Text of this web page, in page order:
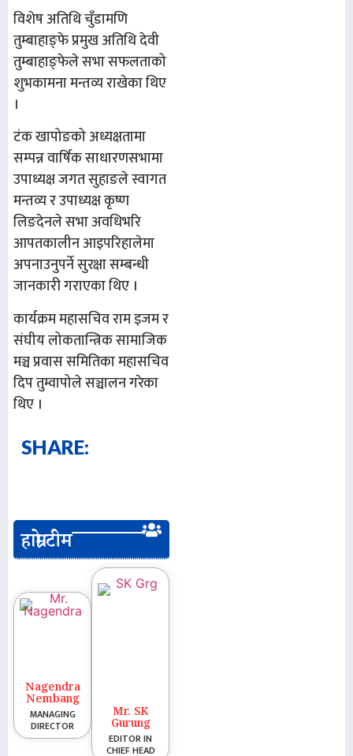
विशेष अतिथि चुँडामणि
तुम्बाहाङ्फे प्रमुख अतिथि देवी
तुम्बाहाङ्फेले सभा सफलताको
शुभकामना मन्तव्य राखेका थिए
।
टंक खापोङको अध्यक्षतामा
सम्पन्न वार्षिक साधारणसभामा
उपाध्यक्ष जगत सुहाङले स्वागत
मन्तव्य र उपाध्यक्ष कृष्ण
लिङदेनले सभा अवधिभरि
आपतकालीन आइपरिहालेमा
अपनाउनुपर्ने सुरक्षा सम्बन्धी
जानकारी गराएका थिए ।
कार्यक्रम महासचिव राम इजम र
संघीय लोकतान्त्रिक सामाजिक
मञ्च प्रवास समितिका महासचिव
दिप तुम्वापोले सञ्चालन गरेका
थिए ।
SHARE:
हाम्रो टीम
Nagendra
Nembang
MANAGING
DIRECTOR
Mr. SK
Gurung
EDITOR IN
CHIEF HEAD